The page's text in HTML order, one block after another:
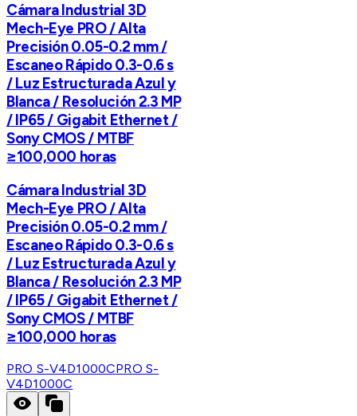
Cámara Industrial 3D
Mech-Eye PRO / Alta
Precisión 0.05-0.2 mm /
Escaneo Rápido 0.3-0.6 s
/ Luz Estructurada Azul y
Blanca / Resolución 2.3 MP
/ IP65 / Gigabit Ethernet /
Sony CMOS / MTBF
≥100,000 horas
Cámara Industrial 3D
Mech-Eye PRO / Alta
Precisión 0.05-0.2 mm /
Escaneo Rápido 0.3-0.6 s
/ Luz Estructurada Azul y
Blanca / Resolución 2.3 MP
/ IP65 / Gigabit Ethernet /
Sony CMOS / MTBF
≥100,000 horas
PRO S-V4D1000CPRO S-
V4D1000C